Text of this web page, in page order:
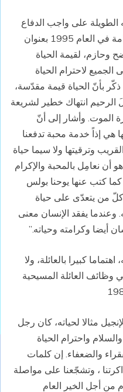
الطويلة على واجب الدفاع
عن الحياة البشرية، ووجّه رسالة عامة في العام 1995 بعنوان
وحازم، لقيمة الحياة
لاحترام الحياة
ذكّر بأنّ الحياة قيمة مقدّسة،
الرحيم انتهاك خطير لشريعة
الموت. وأشار إلى أنّ
هي إذاً خدمة محبة تدفعنا
وترقيتها ولا سيما حياة
نعامِل بالمحبة والإكرام
كتب عنها يوحنا بولس
كلّ من يتعدّى على حياة
وعندما يفقد الإنسان معنى
أيضا وكرامته وحياته.”
اهتماما كبيرا بالعائلة، ولا
وظائف العائلة المسيحية
مثالا لحياته، كان رجل
واحترام الحياة
والضعفاء. إن كلمات
، وتشجّعنا على مواصلة
من أجل الخير العام